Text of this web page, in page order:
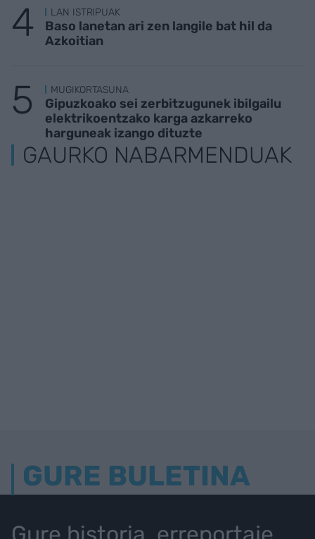
LAN ISTRIPUAK
Baso lanetan ari zen langile bat hil da
Azkoitian
MUGIKORTASUNA
Gipuzkoako sei zerbitzugunek ibilgailu
elektrikoentzako karga azkarreko
harguneak izango dituzte
GAURKO NABARMENDUAK
GURE BULETINA